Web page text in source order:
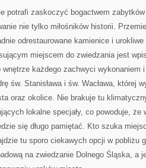
potrafi zaskoczyć bogactwem
nie tylko miłośników historii.
odrestaurowane kamienice i
miejscem do zwiedzania jest
wnętrze każdego zachwyci wykonaniem
św. Stanisława i św. Wacława, której
oraz okolice. Nie brakuje tu
lokalne specjały, co powoduje, że
się długo pamiętać. Kto szuka
tu sporo ciekawych opcji w pobliżu
na zwiedzanie Dolnego Śląska, a